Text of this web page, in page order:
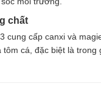
chất
cung cấp canxi và
cá, đặc biệt là trong